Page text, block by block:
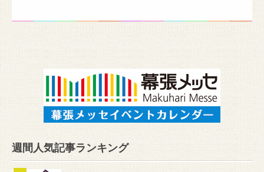
週間人気記事ランキング